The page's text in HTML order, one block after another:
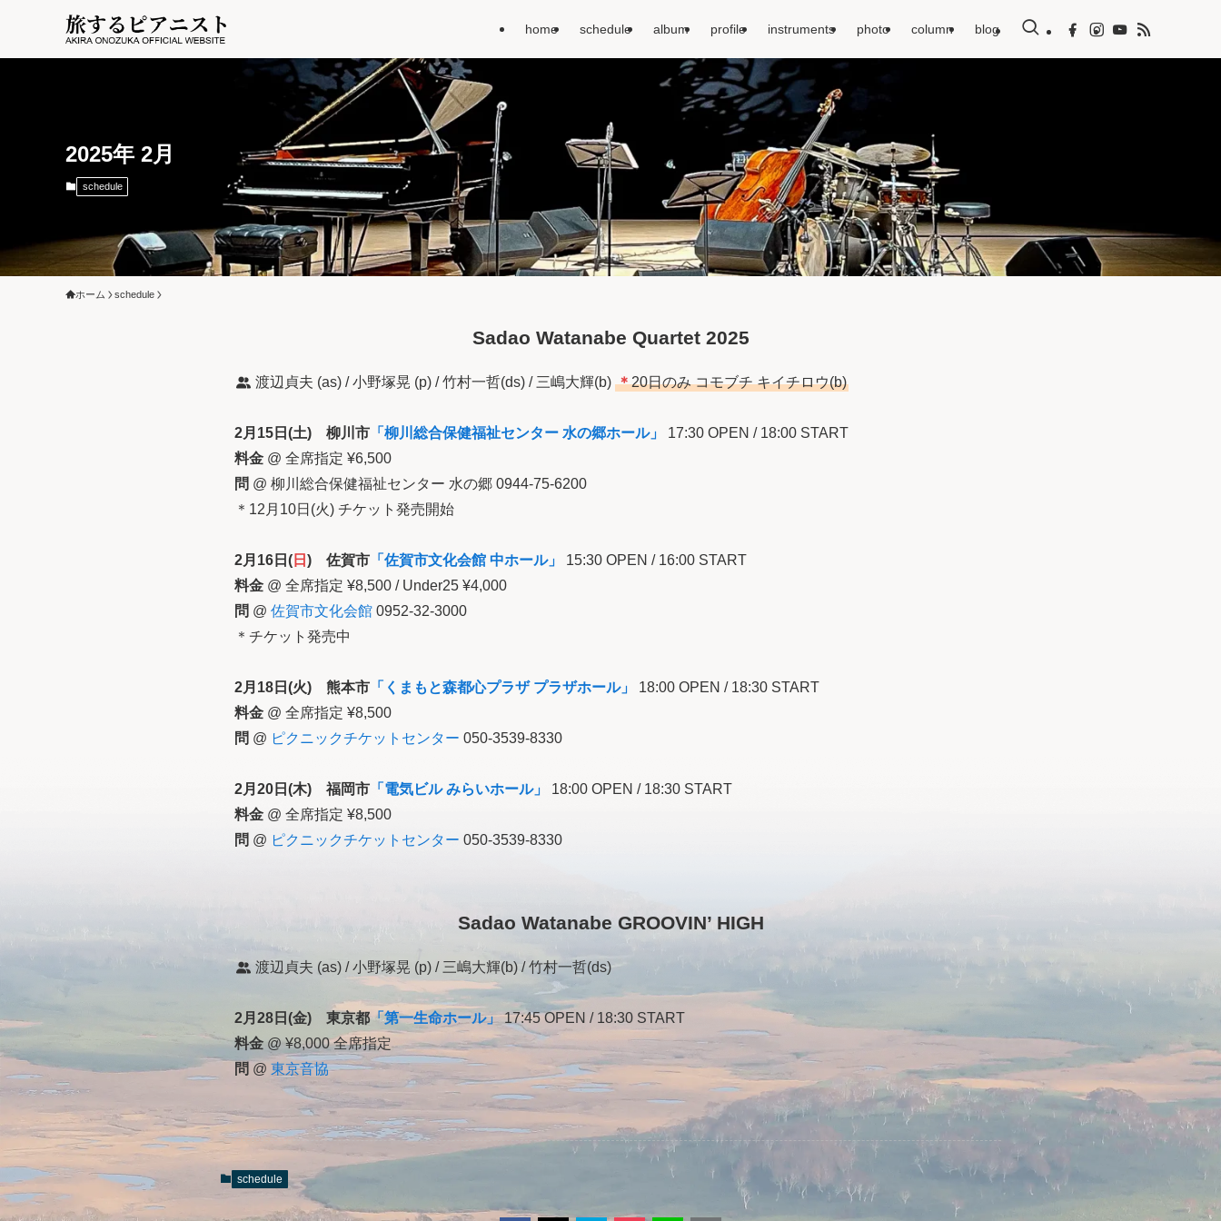
home schedule album profile instruments photo column blog
2025年 2月
schedule
ホーム schedule
Sadao Watanabe Quartet 2025
渡辺貞夫 (as) / 小野塚晃 (p) / 竹村一哲(ds) / 三嶋大輝(b)＊20日のみ コモブチ キイチロウ(b)
2月15日(土) 柳川市 「柳川総合保健福祉センター 水の郷ホール」
17:30 OPEN / 18:00 START
料金 @ 全席指定 ¥6,500
問 @ 柳川総合保健福祉センター 水の郷 0944-75-6200
＊12月10日(火) チケット発売開始
2月16日( 日 ) 佐賀市 「佐賀市文化会館 中ホール」
15:30 OPEN / 16:00 START
料金 @ 全席指定 ¥8,500 / Under25 ¥4,000
問 @ 佐賀市文化会館 0952-32-3000
＊チケット発売中
2月18日(火) 熊本市 「くまもと森都心プラザ プラザホール」
18:00 OPEN / 18:30 START
料金 @ 全席指定 ¥8,500
問 @ ピクニックチケットセンター 050-3539-8330
2月20日(木) 福岡市 「電気ビル みらいホール」
18:00 OPEN / 18:30 START
料金 @ 全席指定 ¥8,500
問 @ ピクニックチケットセンター 050-3539-8330
Sadao Watanabe GROOVIN’ HIGH
渡辺貞夫 (as) / 小野塚晃 (p) / 三嶋大輝(b) / 竹村一哲(ds)
2月28日(金) 東京都「第一生命ホール」17:45 OPEN / 18:30 START
料金 @ ¥8,000 全席指定
問 @ 東京音協
schedule